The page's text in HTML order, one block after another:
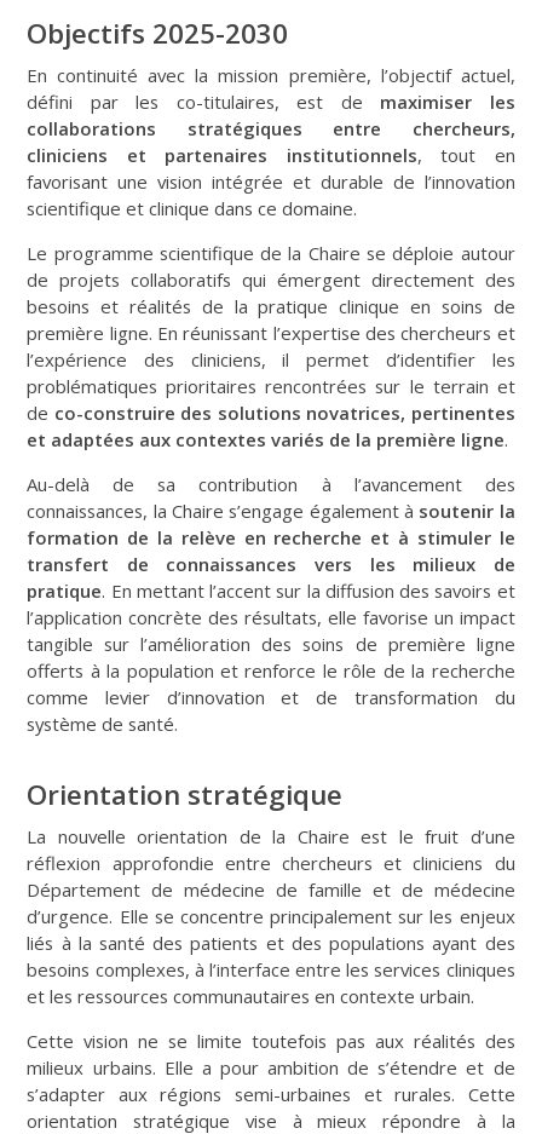
Objectifs 2025-2030
En continuité avec la mission première, l’objectif actuel,
défini par les co-titulaires, est de maximiser les
collaborations stratégiques entre chercheurs,
cliniciens et partenaires institutionnels, tout en
favorisant une vision intégrée et durable de l’innovation
scientifique et clinique dans ce domaine.
Le programme scientifique de la Chaire se déploie autour
de projets collaboratifs qui émergent directement des
besoins et réalités de la pratique clinique en soins de
première ligne. En réunissant l’expertise des chercheurs et
l’expérience des cliniciens, il permet d’identifier les
problématiques prioritaires rencontrées sur le terrain et
de co-construire des solutions novatrices, pertinentes
et adaptées aux contextes variés de la première ligne.
Au-delà de sa contribution à l’avancement des
connaissances, la Chaire s’engage également à soutenir la
formation de la relève en recherche et à stimuler le
transfert de connaissances vers les milieux de
pratique. En mettant l’accent sur la diffusion des savoirs et
l’application concrète des résultats, elle favorise un impact
tangible sur l’amélioration des soins de première ligne
offerts à la population et renforce le rôle de la recherche
comme levier d’innovation et de transformation du
système de santé.
Orientation stratégique
La nouvelle orientation de la Chaire est le fruit d’une
réflexion approfondie entre chercheurs et cliniciens du
Département de médecine de famille et de médecine
d’urgence. Elle se concentre principalement sur les enjeux
liés à la santé des patients et des populations ayant des
besoins complexes, à l’interface entre les services cliniques
et les ressources communautaires en contexte urbain.
Cette vision ne se limite toutefois pas aux réalités des
milieux urbains. Elle a pour ambition de s’étendre et de
s’adapter aux régions semi-urbaines et rurales. Cette
orientation stratégique vise à mieux répondre à la